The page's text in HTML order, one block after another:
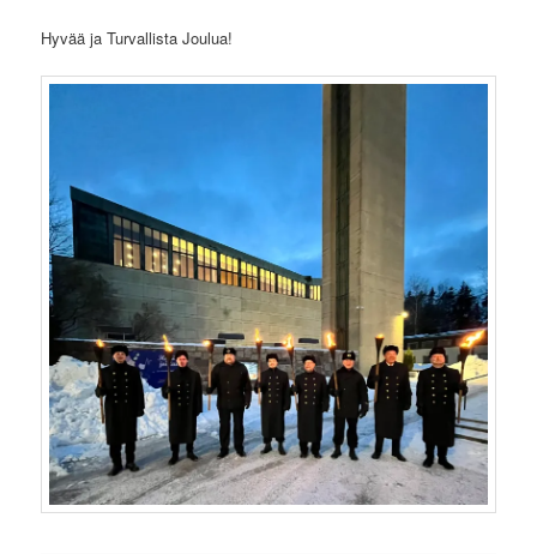
Hyvää ja Turvallista Joulua!